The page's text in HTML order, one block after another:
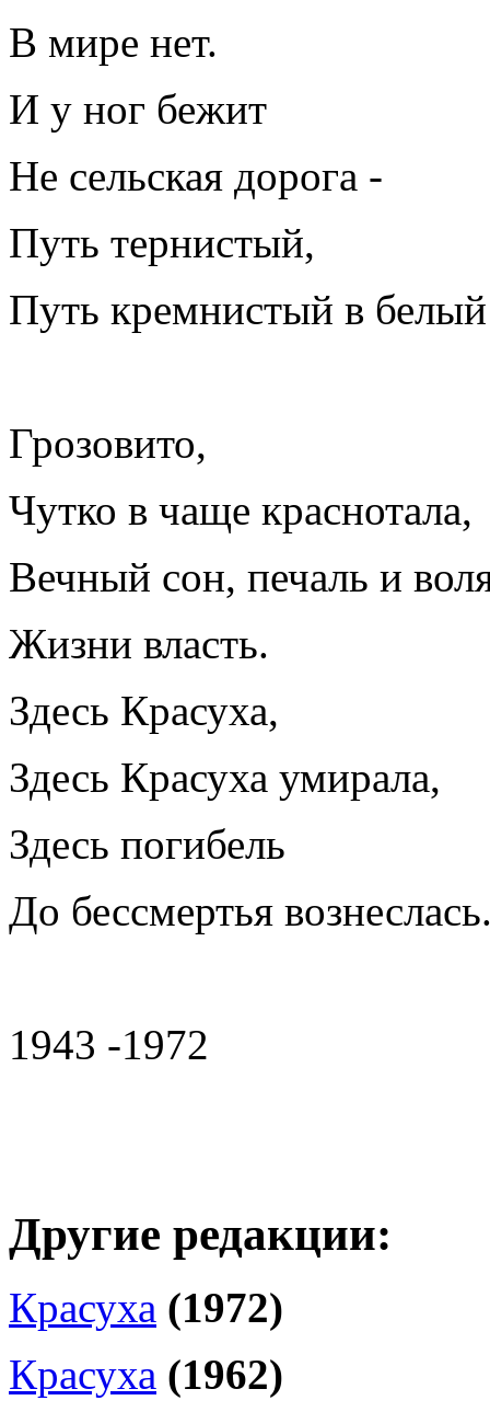
В мире нет.
И у ног бежит
Не сельская дорога -
Путь тернистый,
Путь кремнистый в белый
Грозовито,
Чутко в чаще краснотала,
Вечный сон, печаль и
Жизни власть.
Здесь Красуха,
Здесь Красуха умирала,
Здесь погибель
До бессмертья
1943 -1972
Другие редакции:
Красуха (1972)
Красуха (1962)